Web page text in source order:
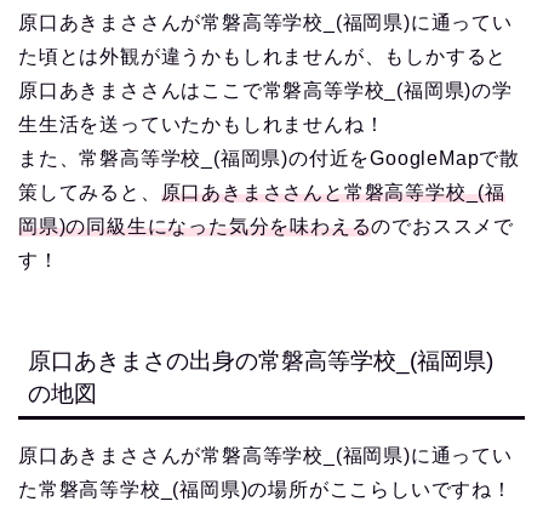
原口あきまささんが常磐高等学校_(福岡県)に通ってい
た頃とは外観が違うかもしれませんが、もしかすると
原口あきまささんはここで常磐高等学校_(福岡県)の学
生生活を送っていたかもしれませんね！
また、常磐高等学校_(福岡県)の付近をGoogleMapで散
策してみると、 原口あきまささんと常磐高等学校_(福
岡県)の同級生になった気分を味わえるのでおススメで
す！
原口あきまさの出身の常磐高等学校_(福岡県)
の地図
原口あきまささんが常磐高等学校_(福岡県)に通ってい
た常磐高等学校_(福岡県)の場所がここらしいですね！